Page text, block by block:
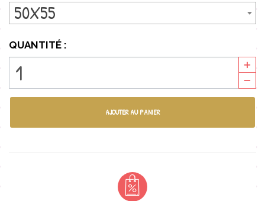
50X55
QUANTITÉ :
AJOUTER AU PANIER